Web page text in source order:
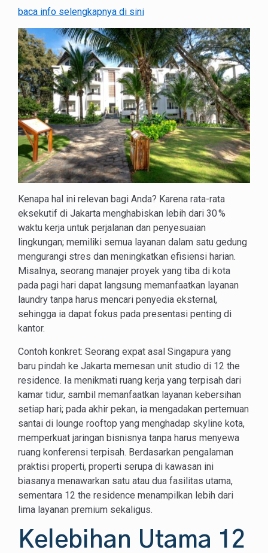
baca info selengkapnya di sini
Kenapa hal ini relevan bagi Anda? Karena rata-rata
eksekutif di Jakarta menghabiskan lebih dari 30 %
waktu kerja untuk perjalanan dan penyesuaian
lingkungan; memiliki semua layanan dalam satu gedung
mengurangi stres dan meningkatkan efisiensi harian.
Misalnya, seorang manajer proyek yang tiba di kota
pada pagi hari dapat langsung memanfaatkan layanan
laundry tanpa harus mencari penyedia eksternal,
sehingga ia dapat fokus pada presentasi penting di
kantor.
Contoh konkret: Seorang expat asal Singapura yang
baru pindah ke Jakarta memesan unit studio di 12 the
residence. Ia menikmati ruang kerja yang terpisah dari
kamar tidur, sambil memanfaatkan layanan kebersihan
setiap hari; pada akhir pekan, ia mengadakan pertemuan
santai di lounge rooftop yang menghadap skyline kota,
memperkuat jaringan bisnisnya tanpa harus menyewa
ruang konferensi terpisah. Berdasarkan pengalaman
praktisi properti, properti serupa di kawasan ini
biasanya menawarkan satu atau dua fasilitas utama,
sementara 12 the residence menampilkan lebih dari
lima layanan premium sekaligus.
Kelebihan Utama 12